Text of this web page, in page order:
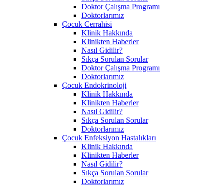
Doktor Çalışma Programı
Doktorlarımız
Çocuk Cerrahisi
Klinik Hakkında
Klinikten Haberler
Nasıl Gidilir?
Sıkça Sorulan Sorular
Doktor Çalışma Programı
Doktorlarımız
Çocuk Endokrinoloji
Klinik Hakkında
Klinikten Haberler
Nasıl Gidilir?
Sıkça Sorulan Sorular
Doktorlarımız
Çocuk Enfeksiyon Hastalıkları
Klinik Hakkında
Klinikten Haberler
Nasıl Gidilir?
Sıkça Sorulan Sorular
Doktorlarımız